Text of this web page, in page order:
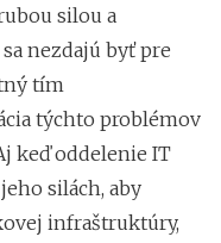
silou a
nezdajú byť pre
tím
týchto problémov
keď oddelenie IT
silách, aby
infraštruktúry,